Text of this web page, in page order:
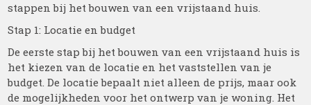
stappen bij het bouwen van een vrijstaand huis.
Stap 1: Locatie en budget
De eerste stap bij het bouwen van een vrijstaand huis is
het kiezen van de locatie en het vaststellen van je
budget. De locatie bepaalt niet alleen de prijs, maar ook
de mogelijkheden voor het ontwerp van je woning. Het